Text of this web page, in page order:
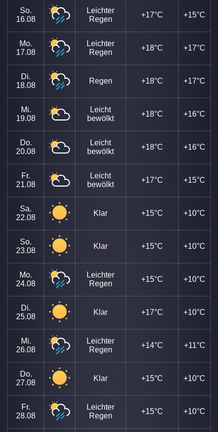
So.
16.08
Leichter
Regen
+17°C +15°C
Mo.
17.08
Leichter
Regen
+18°C +17°C
Di.
18.08
Regen +18°C +17°C
Mi.
19.08
Leicht
bewölkt
+18°C +16°C
Do.
20.08
Leicht
bewölkt
+18°C +16°C
Fr.
21.08
Leicht
bewölkt
+17°C +15°C
Sa.
22.08
Klar +15°C +10°C
So.
23.08
Klar +15°C +10°C
Mo.
24.08
Leichter
Regen
+15°C +10°C
Di.
25.08
Klar +17°C +10°C
Mi.
26.08
Leichter
Regen
+14°C +11°C
Do.
27.08
Klar +15°C +10°C
Fr.
28.08
Leichter
Regen
+15°C +10°C